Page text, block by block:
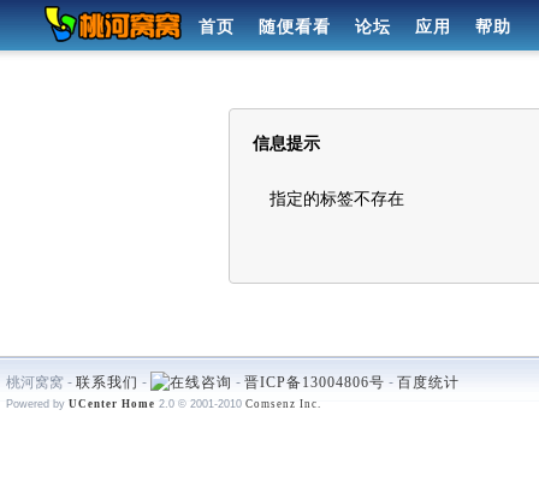
首页 随便看看 论坛 应用 帮助
信息提示
指定的标签不存在
桃河窝窝 - 联系我们 - - 晋ICP备13004806号 - 百度统计
Powered by UCenter Home 2.0 © 2001-2010 Comsenz Inc.